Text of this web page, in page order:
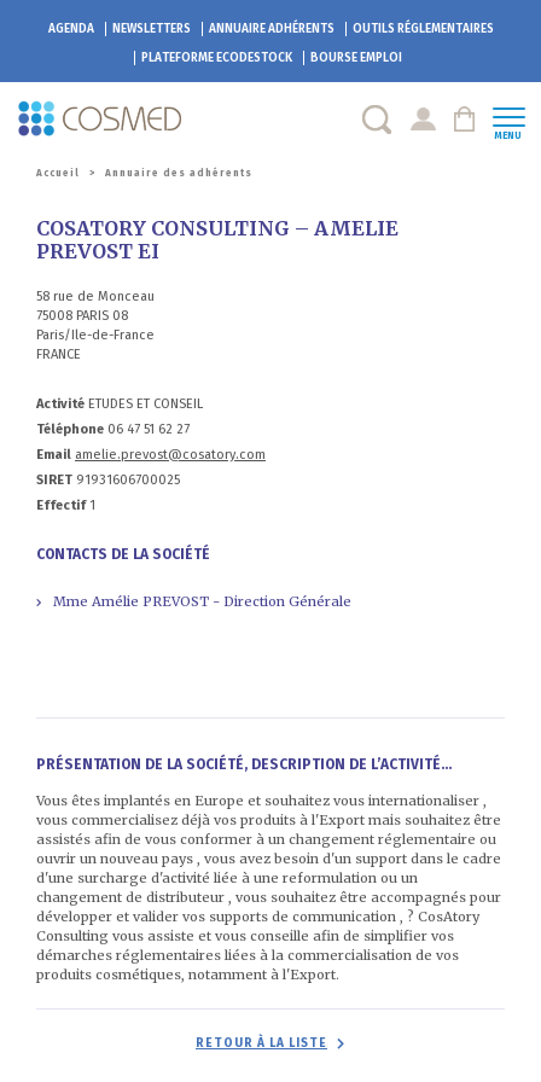
AGENDA NEWSLETTERS ANNUAIRE ADHÉRENTS
OUTILS RÉGLEMENTAIRES
PLATEFORMEECODESTOCK BOURSE EMPLOI
MENU
Accueil > Annuaire des adhérents
COSATORY CONSULTING – AMELIE
PREVOST EI
58 rue de Monceau
75008 PARIS 08
Paris/Ile-de-France
FRANCE
Activité ETUDES ET CONSEIL
Téléphone 06 47 51 62 27
Email amelie.prevost@cosatory.com
SIRET 91931606700025
Effectif1
CONTACTS DE LA SOCIÉTÉ
Mme Amélie PREVOST - Direction Générale
PRÉSENTATION DE LA SOCIÉTÉ, DESCRIPTION DE L’ACTIVITÉ...
Vous êtes implantés en Europe et souhaitez vous internationaliser ,
vous commercialisez déjà vos produits à l'Export mais souhaitez être
assistés afin de vous conformer à un changement réglementaire ou
ouvrir un nouveau pays , vous avez besoin d'un support dans le cadre
d'une surcharge d'activité liée à une reformulation ou un
changement de distributeur , vous souhaitez être accompagnés pour
développer et valider vos supports de communication , ? CosAtory
Consulting vous assiste et vous conseille afin de simplifier vos
démarches réglementaires liées à la commercialisation de vos
produits cosmétiques, notamment à l'Export.
RETOUR À LA LISTE